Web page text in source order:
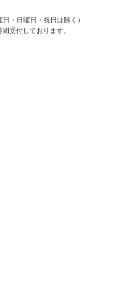
・日曜日・祝日は除く）
受付しております。